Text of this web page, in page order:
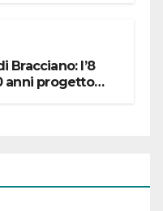
Bracciano: l’8
anni progetto